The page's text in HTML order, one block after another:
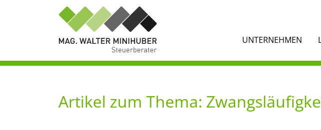
UNTERNEHMEN
Artikel zum Thema: